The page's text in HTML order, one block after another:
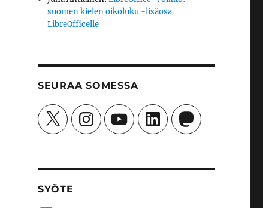
suomen kielen oikoluku -lisäosa
LibreOfficelle
SEURAA SOMESSA
X InstagramYouTubeLinkedInMastodon
SYÖTE